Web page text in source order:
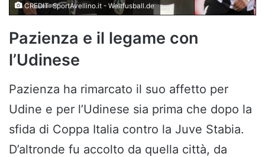
CREDIT: SportAvellino.it - Weltfusball.de
Pazienza e il legame con
l’Udinese
Pazienza ha rimarcato il suo affetto per
Udine e per l’Udinese sia prima che dopo la
sfida di Coppa Italia contro la Juve Stabia.
D’altronde fu accolto da quella città, da